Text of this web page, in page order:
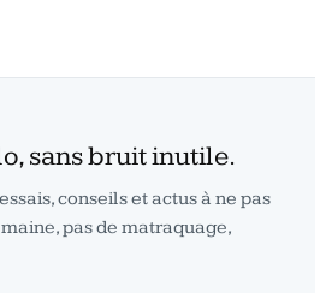
sans bruit inutile.
conseils et actus à ne pas
pas de matraquage,